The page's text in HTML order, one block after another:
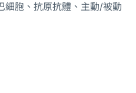
細胞、抗原抗體、主動/被動